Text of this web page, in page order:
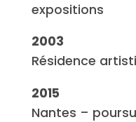
expositions
2003
Résidence
2015
Nantes –